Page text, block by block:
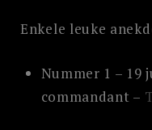
Enkele leuke
Nummer 1 – 19
commandant –